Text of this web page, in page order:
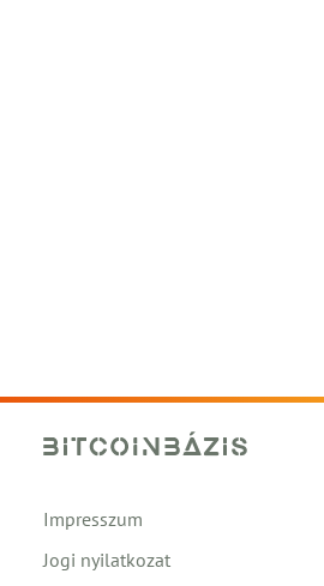
Impresszum
Jogi nyilatkozat